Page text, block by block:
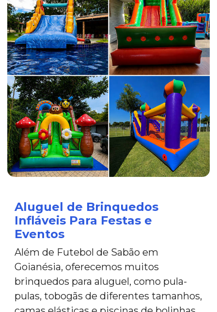
Aluguel de Brinquedos
Infláveis Para Festas e
Eventos
Além de Futebol de Sabão em
Goianésia, oferecemos muitos
brinquedos para aluguel, como pula-
pulas, tobogãs de diferentes tamanhos,